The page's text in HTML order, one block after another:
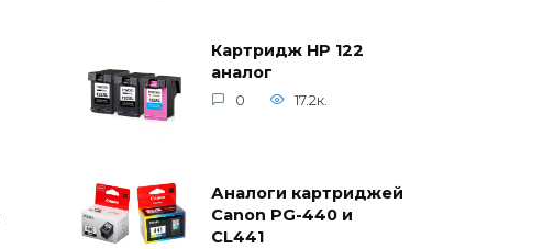
Картридж HP 122
аналог
0 17.2к.
Аналоги картриджей
Canon PG-440 и
CL441